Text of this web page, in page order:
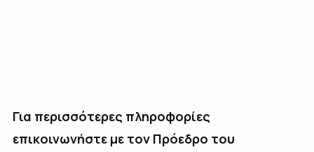
Για περισσότερες πληροφορίες
επικοινωνήστε με τον Πρόεδρο του